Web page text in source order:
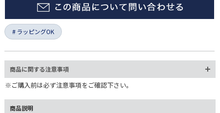
ラッピングOK
商品に関する注意事項
※ご購入前は必ず注意事項をご確認下さい。
商品説明